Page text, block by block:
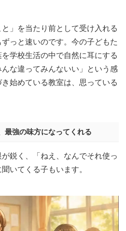
」を当たり前として受け入れる
っと速いのです。今の子どもた
学校生活の中で自然に耳にする
な違ってみんないい」という感
始めている教室は、思っている
最強の味方になってくれる
鋭く、「ねえ、なんでそれ使っ
いてくる子もいます。